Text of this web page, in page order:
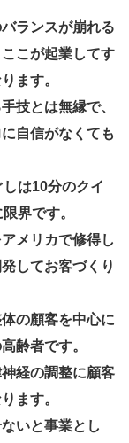
ランスが崩れる
こが起業してす
ます。
技とは無縁で、
自信がなくても
は10分のクイ
界です。
メリカで修得し
してお客づくり
の顧客を中心に
齢者です。
経の調整に顧客
ます。
いと事業とし